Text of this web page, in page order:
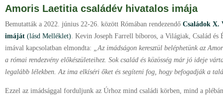
Amoris Laetitia családév hivatalos imája
Bemutatták a 2022. június 22-26. között Rómában rendezendő Családok X.
imáját (lásd Melléklet). Kevin Joseph Farrell bíboros, a Világiak, Család és
imával kapcsolatban elmondta: „Az imádságon keresztül beléphetünk az
a római rendezvény előkészületeihez. Sok család és közösség már jó ideje
legalább lélekben. Az ima elkíséri őket és segíteni fog, hogy befogadják a
Ezzel az imádsággal forduljunk az Úrhoz mind családi körben, mind a